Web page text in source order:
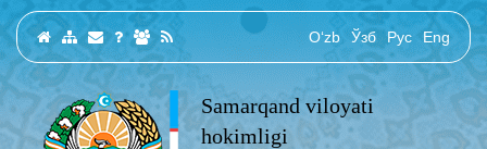
O‘zb Ўзб Рус Eng
Samarqand viloyati
hokimligi